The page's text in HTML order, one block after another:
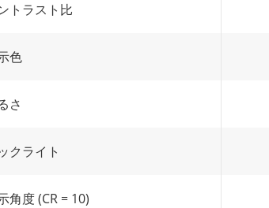
トラスト比
色
さ
クライト
角度 (CR = 10)